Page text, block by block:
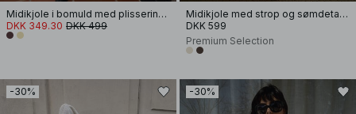
Midikjole i bomuld med plissering og korte ærmer
DKK 349.30 DKK 499
Midikjole med strop og sømdetalje
DKK 599
Premium Selection
-30% -30%